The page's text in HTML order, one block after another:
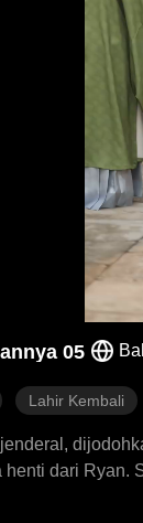
05
Lahir Kembali
dari Ryan.